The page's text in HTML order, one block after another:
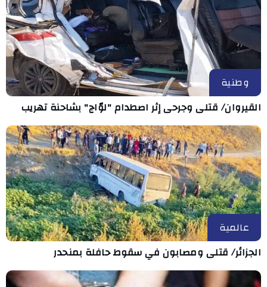
وطنية
القيروان/ قتلى وجرحى إثر اصطدام "لوّاج" بشاحنة تهريب
عالمية
الجزائر/ قتلى ومصابون في سقوط حافلة بمنحدر